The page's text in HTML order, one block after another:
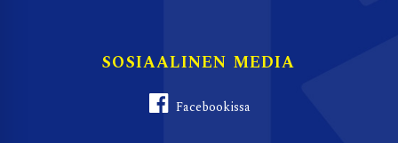
SOSIAALINEN MEDIA
Facebookissa